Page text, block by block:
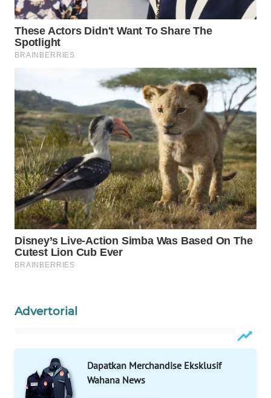
Advertorial
Dapatkan Merchandise Eksklusif
Wahana News
CO ID
WAHANANEWS
NET
SPORT
WAHANA
UMKM
WAHANA
SELEB
WAHANA
PERSONA
WAHANA
WAHANA
WAHANA
DESA
WISATA